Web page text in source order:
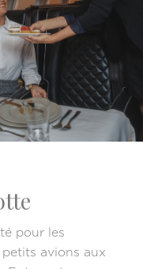
pour les
avions aux